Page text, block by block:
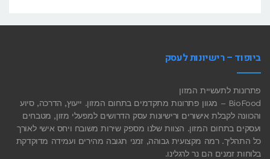
ביופוד – רישיונות לעסק
פתרונות לתעשיית המזון
BioFood – מגוון פתרונות מתקדמים בתחום המזון. ייעוץ, הדרכה, סיוע
והכוונה לקבלת אישורים ורישיונות עסק הדרושים למפעלי מזון, מטבחים
ועסקים בתחום המזון. הצוות שלנו מספק שירות משובח ויחס אישי לאורך
כל התהליך. רמה מקצועית גבוהה, זמני תגובה מהירים ועמידה מדוקדקת
בלוחות זמנים הם נר לרגלינו.